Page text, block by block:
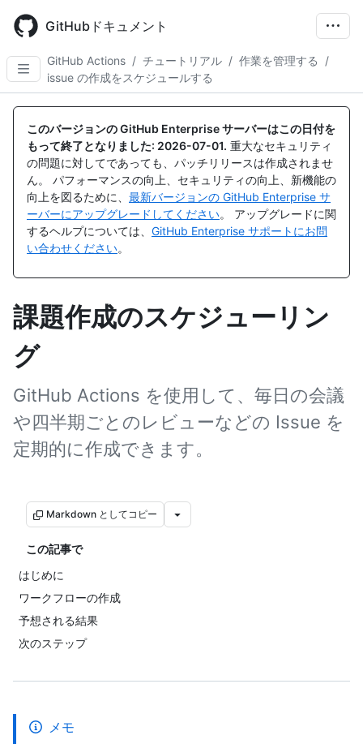
main
content
GitHubドキュメント
GitHub Actions / チュートリアル / 作業を管理する
/
issue の作成をスケジュールする
このバージョンの GitHub Enterprise サーバーはこの日付を
もって終了となりました: 2026-07-01. 重大なセキュリティ
の問題に対してであっても、パッチリリースは作成されませ
ん。 パフォーマンスの向上、セキュリティの向上、新機能の
向上を図るために、 最新バージョンの GitHub Enterprise サ
ーバーにアップグレードしてください。 アップグレードに関
するヘルプについては、 GitHub Enterprise サポートにお問
い合わせください。
課題作成のスケジューリン
グ
GitHub Actions を使用して、毎日の会議
や四半期ごとのレビューなどの Issue を
定期的に作成できます。
Markdown としてコピー
この記事で
はじめに
ワークフローの作成
予想される結果
次のステップ
メモ